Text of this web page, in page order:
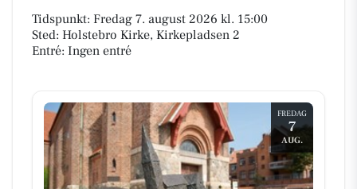
Tidspunkt: Fredag 7. august 2026 kl. 15:00
Sted: Holstebro Kirke, Kirkepladsen 2
Entré: Ingen entré
FREDAG
7
AUG.